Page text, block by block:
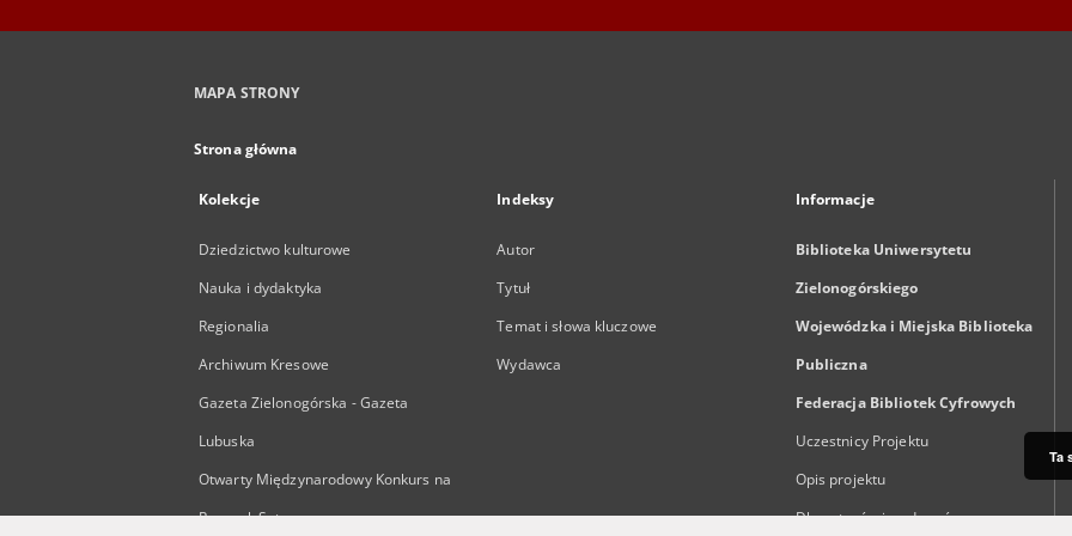
MAPA STRONY
Strona główna
Kolekcje
Dziedzictwo kulturowe
Nauka i dydaktyka
Regionalia
Archiwum Kresowe
Gazeta Zielonogórska - Gazeta
Lubuska
Otwarty Międzynarodowy Konkurs na
Rysunek Satyryczny
Indeksy
Autor
Tytuł
Temat i słowa kluczowe
Wydawca
Informacje
Biblioteka Uniwersytetu
Zielonogórskiego
Wojewódzka i Miejska Biblioteka
Publiczna
Federacja Bibliotek Cyfrowych
Uczestnicy Projektu
Opis projektu
Dla autorów i wydawców
Ta